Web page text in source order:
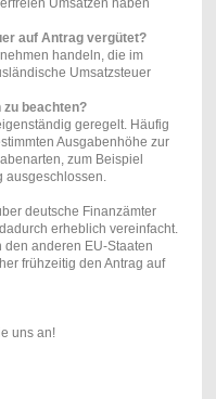
Umsätzen haben
auf Antrag vergütet?
handeln, die im
Umsatzsteuer
beachten?
geregelt. Häufig
Ausgabenhöhe zur
zum Beispiel
ausgeschlossen.
deutsche Finanzämter
erheblich vereinfacht.
anderen EU-Staaten
frühzeitig den Antrag auf
uns an!